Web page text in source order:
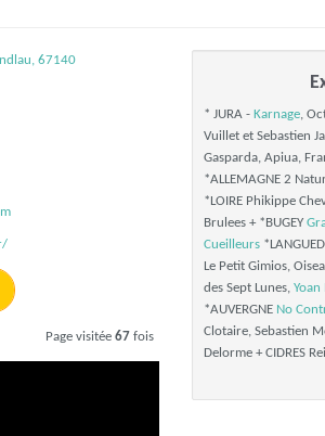
67140
Page visitée 67fois
* JURA - Karnage,
Vuillet et Sebastien
Gasparda, Apiua,
*ALLEMAGNE 2
*LOIRE Phikippe
Brulees + *BUGEY
Cueilleurs
Le Petit Gimios,
des Sept Lunes, Yoan
*AUVERGNE No
Clotaire, Sebastien
Delorme + CIDRES